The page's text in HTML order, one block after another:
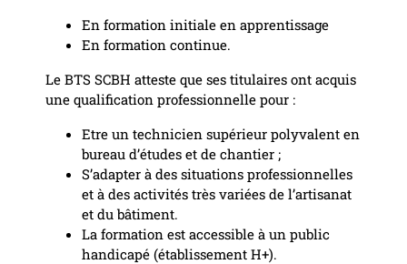
En formation initiale en apprentissage
En formation continue.
Le BTS SCBH atteste que ses titulaires ont acquis
une qualification professionnelle pour :
Etre un technicien supérieur polyvalent en
bureau d’études et de chantier ;
S’adapter à des situations professionnelles
et à des activités très variées de l’artisanat
et du bâtiment.
La formation est accessible à un public
handicapé (établissement H+).